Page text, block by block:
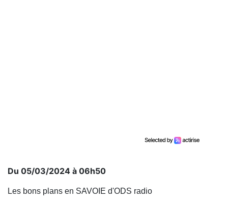
Du 05/03/2024 à 06h50
Les bons plans en SAVOIE d'ODS radio